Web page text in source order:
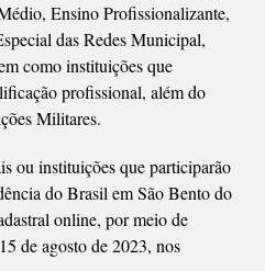
Ensino Profissionalizante,
das Redes Municipal,
como instituições que
profissional, além do
Militares.
ou instituições que participarão
do Brasil em São Bento do
online, por meio de
de agosto de 2023, nos